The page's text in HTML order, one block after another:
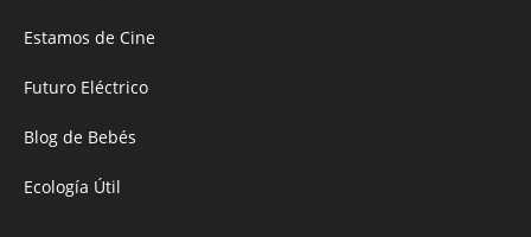
Estamos de Cine
Futuro Eléctrico
Blog de Bebés
Ecología Útil